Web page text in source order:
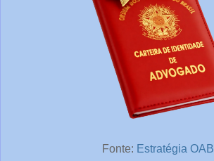
Fonte: Estratégia OAB